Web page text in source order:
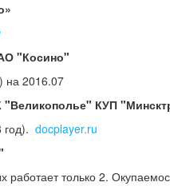
"Косино"
на 2016.07
"Великополье" КУП
docplayer.ru
только 2.